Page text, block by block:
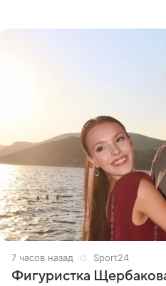
7 часов назад Sport24
Фигуристка